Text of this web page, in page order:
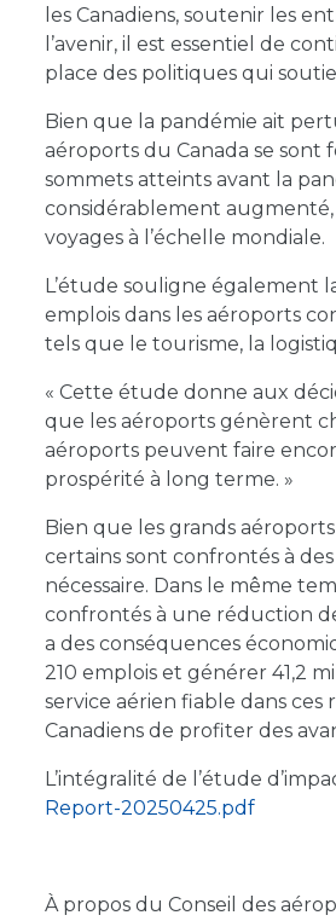
les Canadiens, soutenir les
l’avenir, il est essentiel de
place des politiques qui
Bien que la pandémie ait
aéroports du Canada se sont
sommets atteints avant la
considérablement
voyages à l’échelle mondiale.
L’étude souligne également
emplois dans les aéroports
tels que le tourisme, la
« Cette étude donne aux
que les aéroports génèrent
aéroports peuvent faire
prospérité à long terme. »
Bien que les grands
certains sont confrontés à
nécessaire. Dans le même
confrontés à une réduction
a des conséquences
210 emplois et générer 41,2
service aérien fiable dans
Canadiens de profiter des
L’intégralité de l’étude
Report-20250425.pdf
À propos du Conseil des